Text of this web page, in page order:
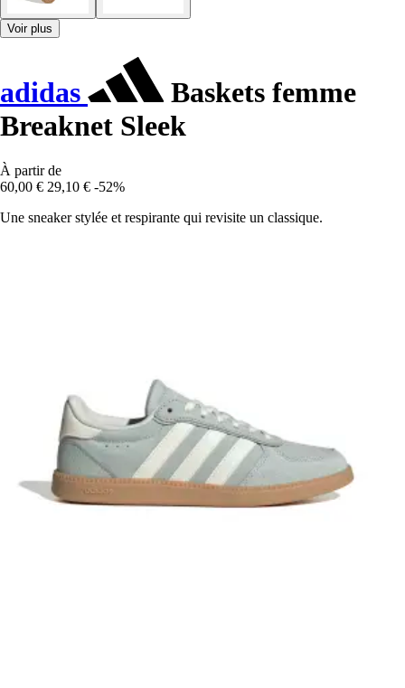
Voir plus
adidas
Baskets femme
Breaknet Sleek
À partir de
60,00 € 29,10 € -52%
Une sneaker stylée et respirante qui revisite un classique.